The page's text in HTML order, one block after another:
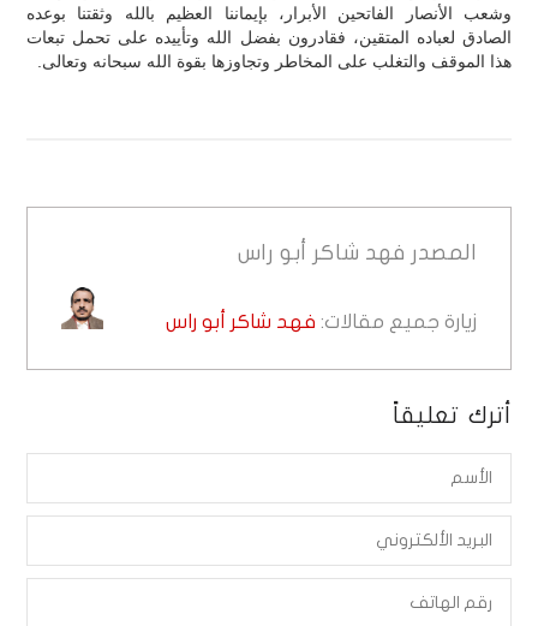
وشعب الأنصار الفاتحين الأبرار، بإيماننا العظيم بالله وثقتنا بوعده
الصادق لعباده المتقين، فقادرون بفضل الله وتأييده على تحمل تبعات
هذا الموقف والتغلب على المخاطر وتجاوزها بقوة الله سبحانه وتعالى.
المصدر فهد شاكر أبو راس
زيارة جميع مقالات: فهد شاكر أبو راس
أترك تعليقاً